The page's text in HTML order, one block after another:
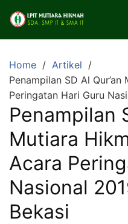
content
Home
Artikel
Penampilan SD Al
Peringatan Hari Guru
Penampilan
Mutiara
Acara
Nasional
Bekasi